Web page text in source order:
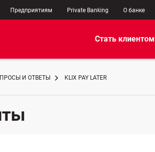
Предприятиям Private Banking О банке
Стать клиентом
И ОТВЕТЫ KLIX PAY LATER